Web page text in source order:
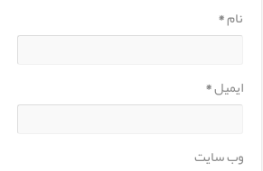
نام*
ایمیل*
وب‌ سایت